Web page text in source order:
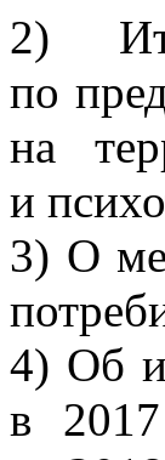
2)
по
на
и
3) О
4) Об
в